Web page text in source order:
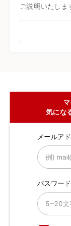
ご説明いたしま
気にな
メールア
パスワード